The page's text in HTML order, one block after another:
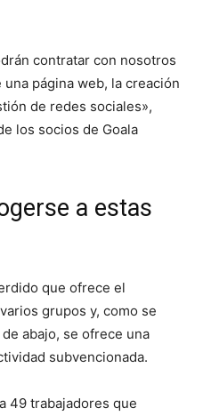
contratar con nosotros
página web, la creación
de redes sociales»,
los socios de Goala
a estas
que ofrece el
grupos y, como se
abajo, se ofrece una
subvencionada.
49 trabajadores que